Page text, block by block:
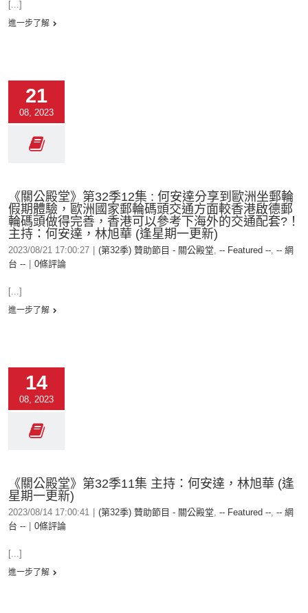
[...]
進一步了解
21
08, 2023
《關公殿堂》第32季12集 : 何安達分享到歐洲坐郵輪
假期體驗，歐洲國家郵輪碼頭交通方面較香港啟德郵
輪碼頭做得完善，香港可以參考下海外的交通配套?！
主持：何安達，林旭華 (逢星期一更新)
2023/08/21 17:00:27 (第32季) 贊助節目 - 關公殿堂, -- Featured --, -- 網
台 --
0條評論
[...]
進一步了解
14
08, 2023
《關公殿堂》第32季11集 主持：何安達，林旭華 (逢
星期一更新)
2023/08/14 17:00:41 (第32季) 贊助節目 - 關公殿堂, -- Featured --, -- 網
台 --
0條評論
[...]
進一步了解